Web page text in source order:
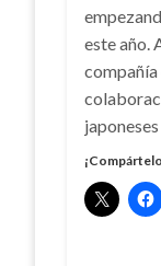
este año.
compañía
japoneses